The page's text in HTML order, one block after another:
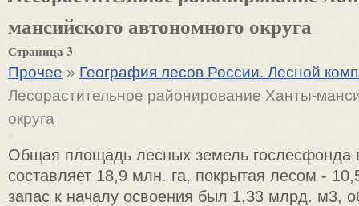
мансийского автономного округа
Страница 3
Прочее » География лесов России. Лесной
Лесорастительное районирование Ханты-
округа
Общая площадь лесных земель гослесфонда
составляет 18,9 млн. га, покрытая лесом -
запас к началу освоения был 1,33 млрд. м3,